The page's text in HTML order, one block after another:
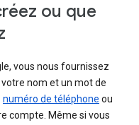
ou que
vous nous fournissez
votre nom et un mot de
numéro de téléphone ou
compte. Même si vous